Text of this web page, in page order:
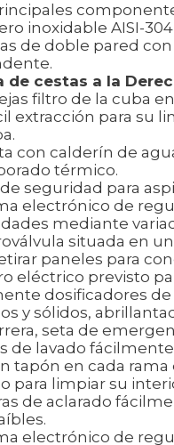
inoxidable AISI-
de doble pared
de cestas a la
filtro de la cuba
extracción para su
con calderín de
térmico.
seguridad para
electrónico de
mediante
situada en
paneles para
eléctrico previsto
dosificadores
y sólidos,
seta de
de lavado
tapón en cada rama
para limpiar su
de aclarado
electrónico de